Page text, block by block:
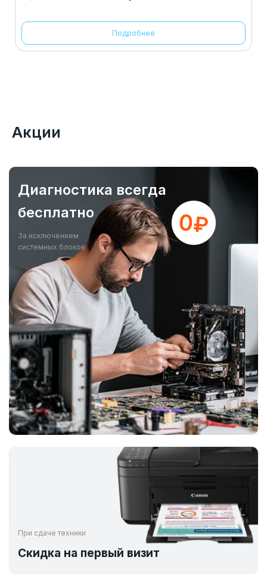
Подробнее
Акции
Диагностика всегда
бесплатно
За исключением
системных блоков
При сдаче техники
Скидка на первый визит